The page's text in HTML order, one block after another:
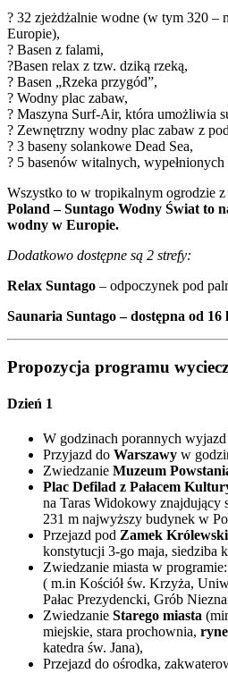
? 32 zjeżdżalnie wodne (w tym 320 –
Europie),
? Basen z falami,
?Basen relax z tzw. dziką rzeką,
? Basen „Rzeka przygód”,
? Wodny plac zabaw,
? Maszyna Surf-Air, która umożliwia
? Zewnętrzny wodny plac zabaw z
? 3 baseny solankowe Dead Sea,
? 5 basenów witalnych, wypełnionych
Wszystko to w tropikalnym ogrodzie z
Poland – Suntago Wodny Świat to
wodny w Europie.
Dodatkowo dostępne są 2 strefy:
Relax Suntago – odpoczynek pod
Saunaria Suntago – dostępna od 16
Propozycja programu
Dzień 1
W godzinach porannych
Przyjazd do Warszawy w
Zwiedzanie Muzeum
Plac Defilad z Pałacem
na Taras Widokowy
231 m najwyższy budynek w
Przejazd pod Zamek Królewski
konstytucji 3-go maja, siedziba
Zwiedzanie miasta w programie:
( m.in Kościół św. Krzyża,
Pałac Prezydencki, Grób
Zwiedzanie Starego miasta
miejskie, stara prochownia,
katedra św. Jana),
Przejazd do ośrodka,